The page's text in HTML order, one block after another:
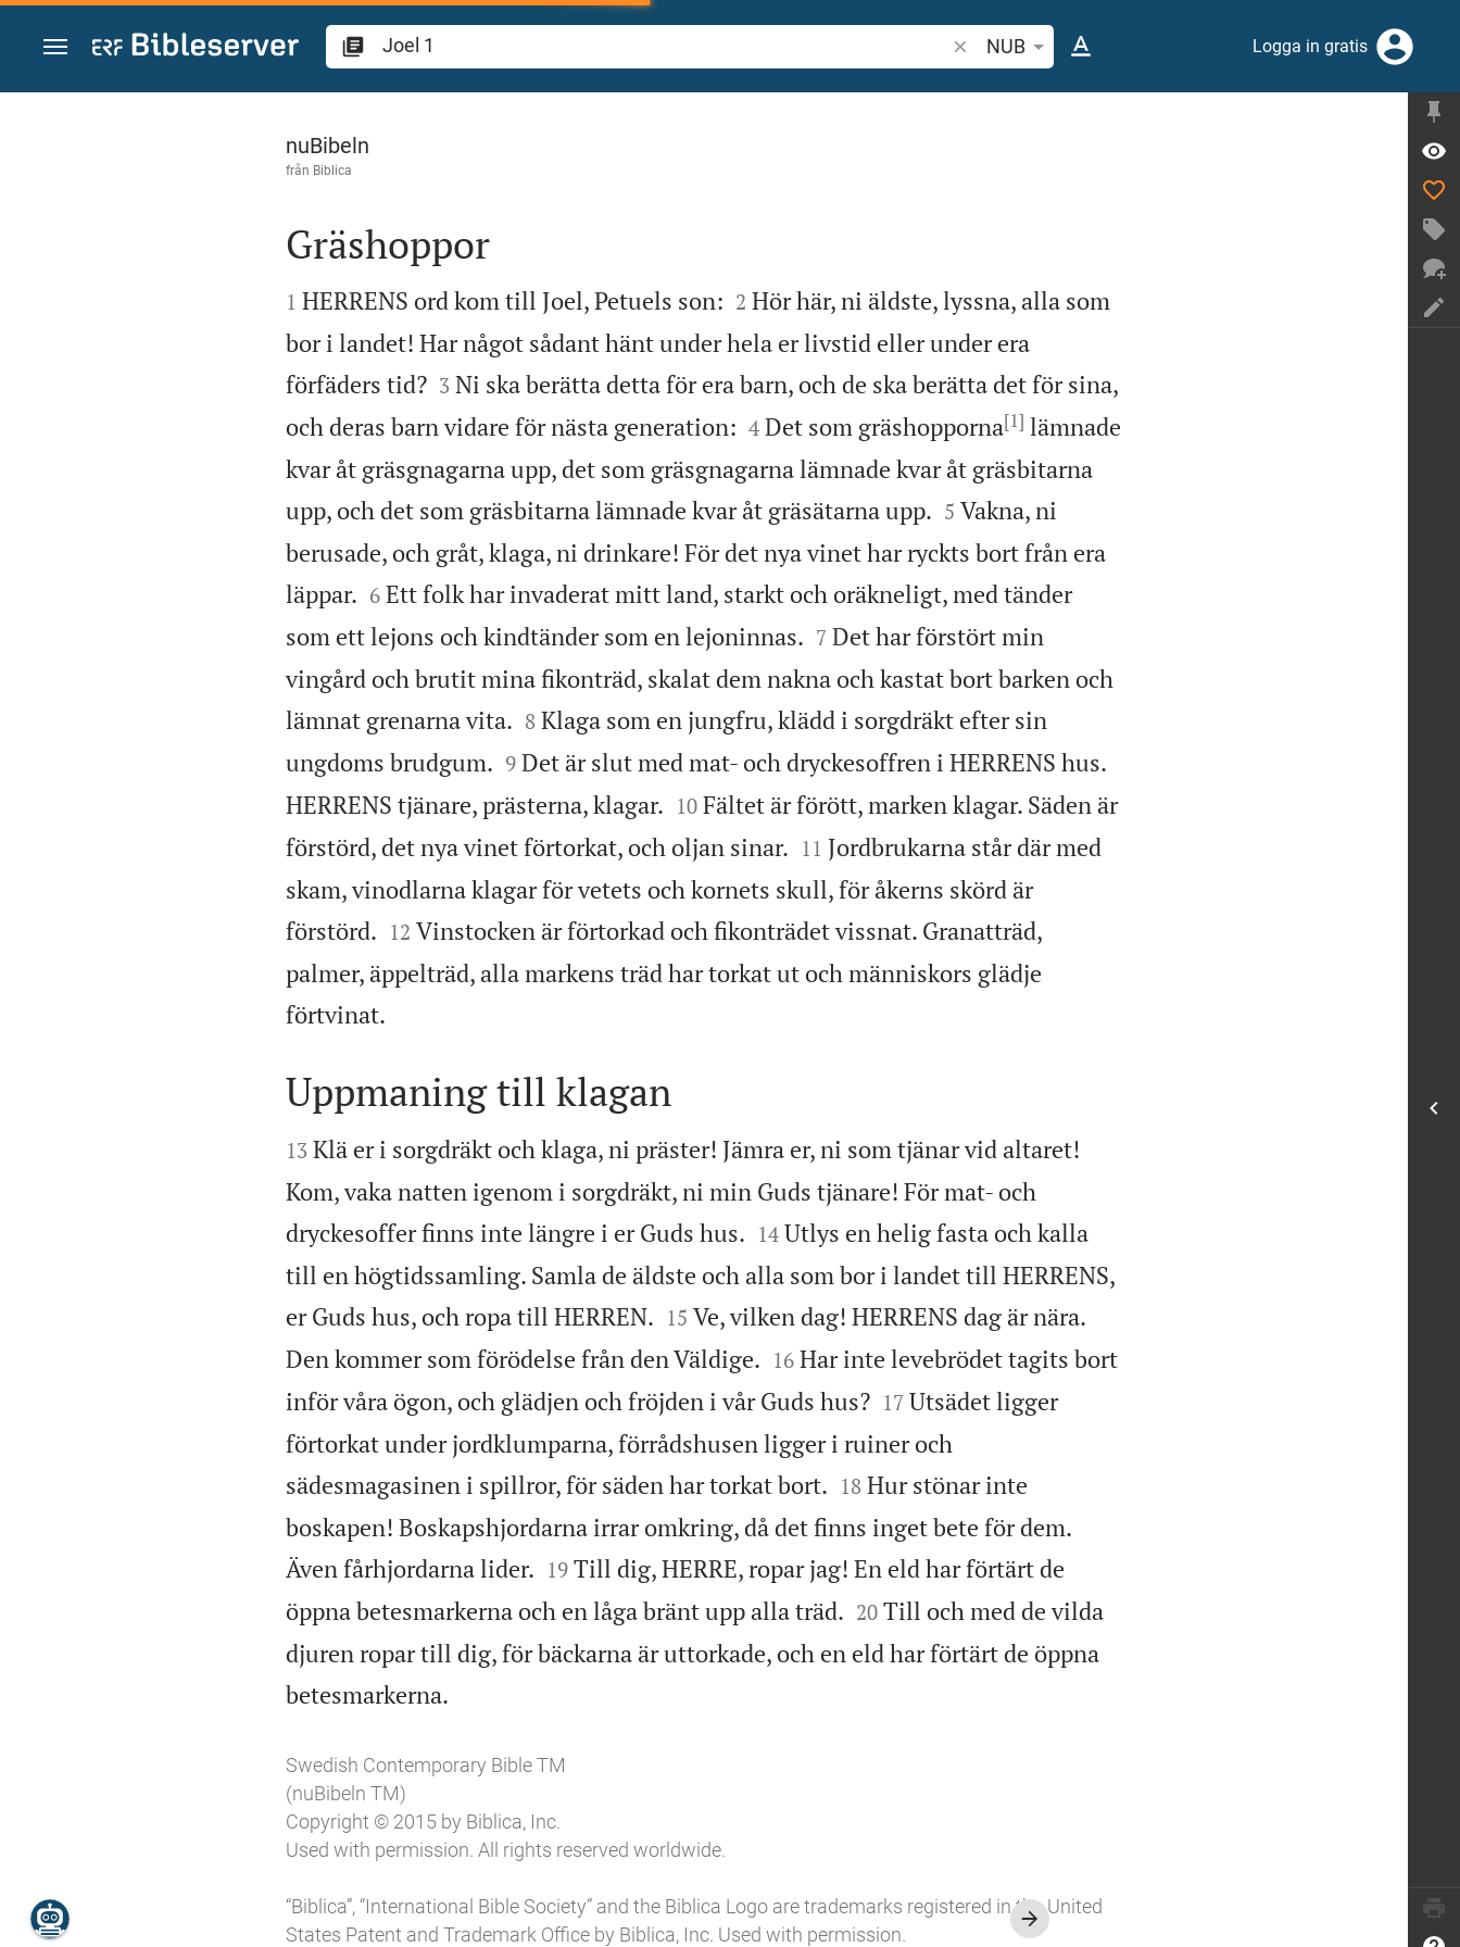
Hoppa till innehåll
Sök bibelvers eller ord
NUB Logga in gratis
Joel 1
nuBibeln
från Biblica

Gräshoppor

1 HERRENS ord kom till Joel, Petuels son:
2 Hör här, ni äldste, lyssna, alla som
bor i landet! Har något sådant hänt under hela er livstid eller under era
förfäders tid?
3 Ni ska berätta detta för era barn, och de ska berätta det för sina,
och deras barn vidare för nästa generation:
4 Det som gräshopporna[1] lämnade
kvar åt gräsgnagarna upp, det som gräsgnagarna lämnade kvar åt gräsbitarna
upp, och det som gräsbitarna lämnade kvar åt gräsätarna upp.
5 Vakna, ni
berusade, och gråt, klaga, ni drinkare! För det nya vinet har ryckts bort från era
läppar.
6 Ett folk har invaderat mitt land, starkt och oräkneligt, med tänder
som ett lejons och kindtänder som en lejoninnas.
7 Det har förstört min
vingård och brutit mina fikonträd, skalat dem nakna och kastat bort barken och
lämnat grenarna vita.
8 Klaga som en jungfru, klädd i sorgdräkt efter sin
ungdoms brudgum.
9 Det är slut med mat- och dryckesoffren i HERRENS hus.
HERRENS tjänare, prästerna, klagar.
10 Fältet är förött, marken klagar. Säden är
förstörd, det nya vinet förtorkat, och oljan sinar.
11 Jordbrukarna står där med
skam, vinodlarna klagar för vetets och kornets skull, för åkerns skörd är
förstörd.
12 Vinstocken är förtorkad och fikonträdet vissnat. Granatträd,
palmer, äppelträd, alla markens träd har torkat ut och människors glädje
förtvinat.

Uppmaning till klagan

13 Klä er i sorgdräkt och klaga, ni präster! Jämra er, ni som tjänar vid altaret!
Kom, vaka natten igenom i sorgdräkt, ni min Guds tjänare! För mat- och
dryckesoffer finns inte längre i er Guds hus.
14 Utlys en helig fasta och kalla
till en högtidssamling. Samla de äldste och alla som bor i landet till HERRENS,
er Guds hus, och ropa till HERREN.
15 Ve, vilken dag! HERRENS dag är nära.
Den kommer som förödelse från den Väldige.
16 Har inte levebrödet tagits bort
inför våra ögon, och glädjen och fröjden i vår Guds hus?
17 Utsädet ligger
förtorkat under jordklumparna, förrådshusen ligger i ruiner och
sädesmagasinen i spillror, för säden har torkat bort.
18 Hur stönar inte
boskapen! Boskapshjordarna irrar omkring, då det finns inget bete för dem.
Även fårhjordarna lider.
19 Till dig, HERRE, ropar jag! En eld har förtärt de
öppna betesmarkerna och en låga bränt upp alla träd.
20 Till och med de vilda
djuren ropar till dig, för bäckarna är uttorkade, och en eld har förtärt de öppna
betesmarkerna.
Swedish Contemporary Bible TM
(nuBibeln TM)
Copyright © 2015 by Biblica, Inc.
Used with permission. All rights reserved worldwide.
“Biblica”, “International Bible Society” and the Biblica Logo are trademarks registered in the United
States Patent and Trademark Office by Biblica, Inc. Used with permission.